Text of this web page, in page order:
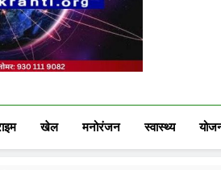
| Trusted
खेल मनोरंजन स्वास्थ्य